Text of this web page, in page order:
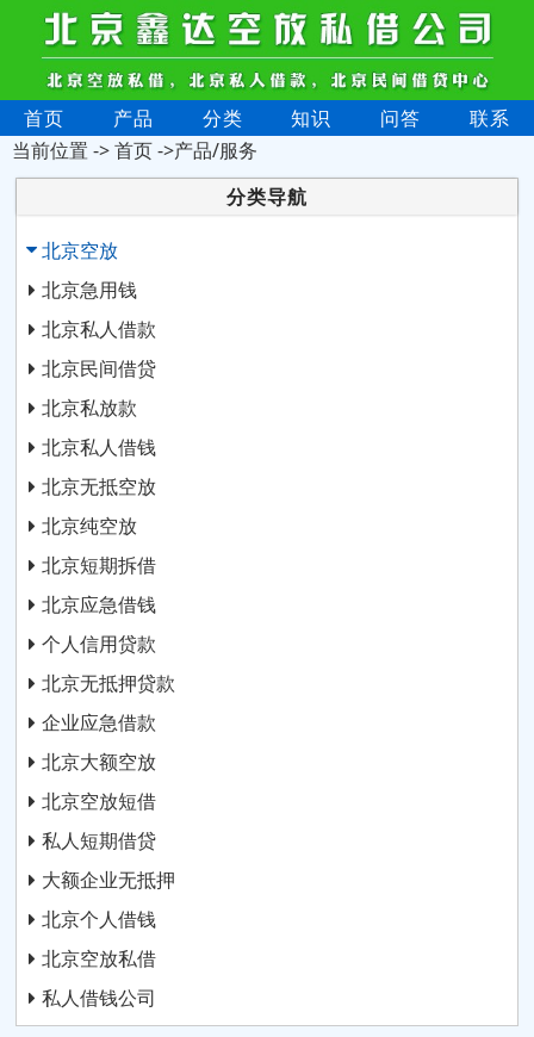
首页 产品 分类 知识 问答
联系
当前位置 ->首页->产品/服务
分类导航
北京空放
北京急用钱
北京私人借款
北京民间借贷
北京私放款
北京私人借钱
北京无抵空放
北京纯空放
北京短期拆借
北京应急借钱
个人信用贷款
北京无抵押贷款
企业应急借款
北京大额空放
北京空放短借
私人短期借贷
大额企业无抵押
北京个人借钱
北京空放私借
私人借钱公司